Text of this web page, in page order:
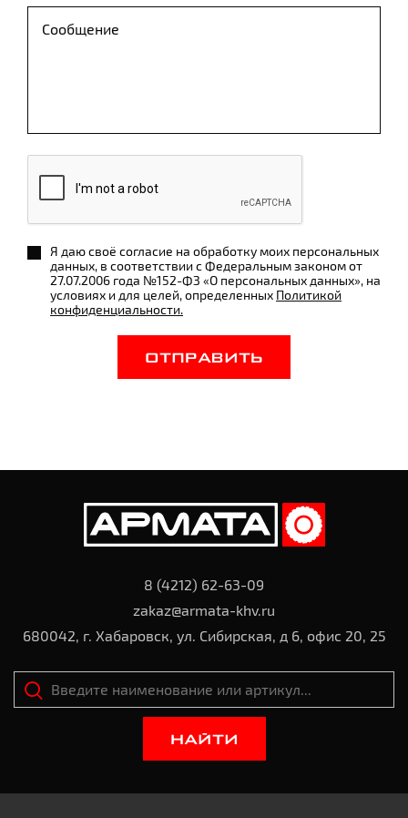
Я даю своё согласие на обработку моих персональных
данных, в соответствии с Федеральным законом от
27.07.2006 года №152-ФЗ «О персональных данных», на
условиях и для целей, определенных Политикой
конфиденциальности.
ОТПРАВИТЬ
8 (4212) 62-63-09
zakaz@armata-khv.ru
680042, г. Хабаровск, ул. Сибирская, д 6, офис 20, 25
НАЙТИ